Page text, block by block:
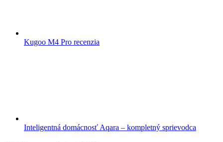
Kugoo M4 Pro recenzia
Inteligentná domácnosť Aqara – kompletný sprievodca